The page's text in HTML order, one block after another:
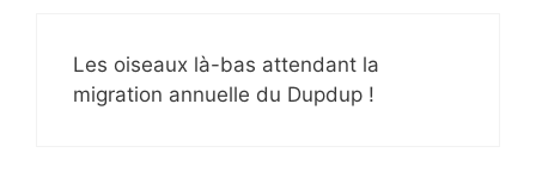
Les oiseaux là-bas attendant la
migration annuelle du Dupdup !